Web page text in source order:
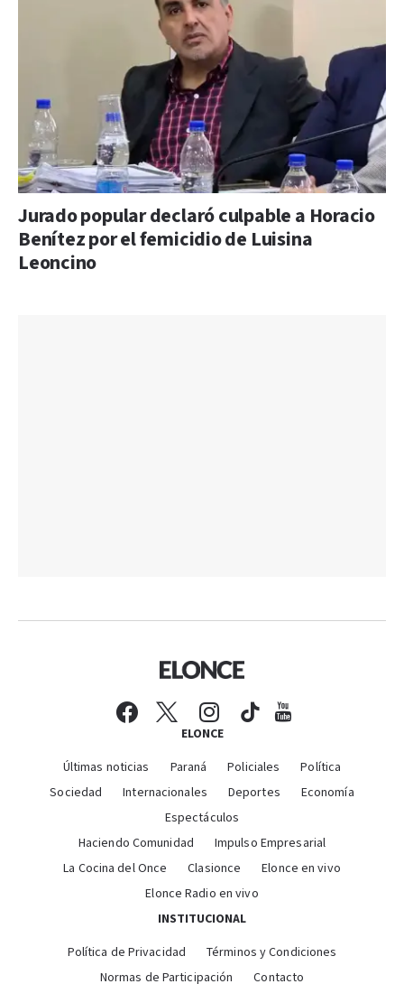
Jurado popular declaró culpable a Horacio
Benítez por el femicidio de Luisina
Leoncino
ELONCE
Últimas noticias Paraná Policiales
Política
Sociedad
Internacionales Deportes
Economía
Espectáculos
Haciendo Comunidad
Impulso Empresarial
La Cocina del Once
Clasionce
Elonce en vivo
Elonce Radio en vivo
INSTITUCIONAL
Política de Privacidad
Términos y Condiciones
Normas de Participación
Contacto